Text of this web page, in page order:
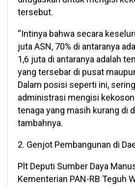
tersebut.
“Intinya bahwa secara
juta ASN, 70% di antaranya
1,6 juta di antaranya adalah
yang tersebar di pusat
Dalam posisi seperti ini,
administrasi mengisi
tenaga yang masih kurang di
tambahnya.
2. Genjot Pembangunan di
Plt Deputi Sumber Daya
Kementerian PAN-RB Teguh